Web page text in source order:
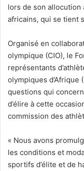
lors de son allocution
africains, qui se tient
Organisé en
olympique (CIO), le
représentants
olympiques d’Afrique
questions qui
d’élire à cette
commission des
« Nous avons
les conditions et
sportifs d’élite et de